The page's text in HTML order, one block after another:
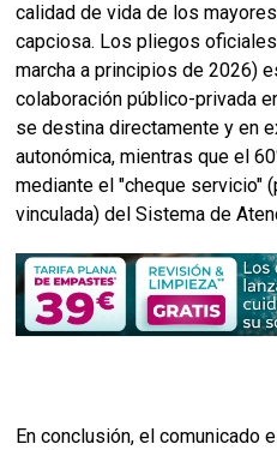
calidad de vida de los
capciosa. Los pliegos
marcha a principios de 2026)
colaboración público-privada
se destina directamente y en
autonómica, mientras que el
mediante el "cheque servicio"
vinculada) del Sistema de
En conclusión, el comunicado